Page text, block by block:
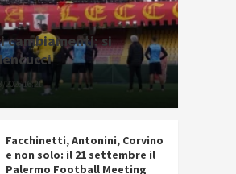
cambiamenti: si
2026 16:21
Facchinetti, Antonini, Corvino
e non solo: il 21 settembre il
Palermo Football Meeting